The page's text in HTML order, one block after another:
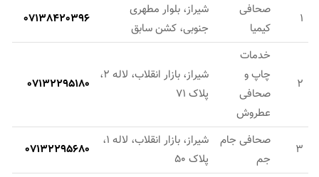
1
صحافی
کیمیا
شیراز، بلوار مطهری
جنوبی، کشن سابق
07138420396
2
خدمات
چاپ و
صحافی
عطروش
شیراز، بازار انقلاب، لاله 2،
پلاک 71
07132295180
3
صحافی جام
جم
شیراز، بازار انقلاب، لاله 1،
پلاک 50
07132295680